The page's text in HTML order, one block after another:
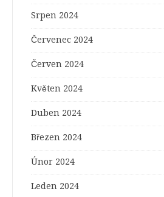
Srpen 2024
Červenec 2024
Červen 2024
Květen 2024
Duben 2024
Březen 2024
Únor 2024
Leden 2024